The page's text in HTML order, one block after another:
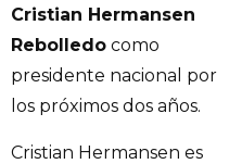
Cristian Hermansen
Rebolledo como
presidente nacional por
los próximos dos años.
Cristian Hermansen es